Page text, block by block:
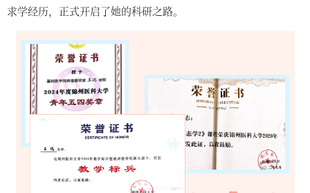
求学经历，正式开启了她的科研之路。